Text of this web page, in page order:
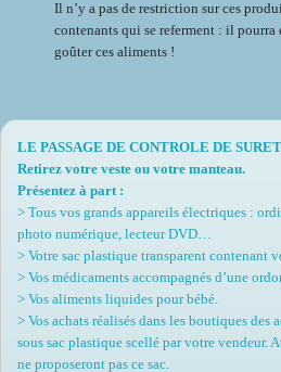
Il n’y a pas de restriction sur ces
contenants qui se referment : il pourra
goûter ces aliments !
LE PASSAGE DE CONTROLE DE
Retirez votre veste ou votre manteau.
Présentez à part :
> Tous vos grands appareils électriques :
photo numérique, lecteur DVD…
> Votre sac plastique transparent contenant
> Vos médicaments accompagnés d’une
> Vos aliments liquides pour bébé.
> Vos achats réalisés dans les boutiques des
sous sac plastique scellé par votre vendeur.
ne proposeront pas ce sac.